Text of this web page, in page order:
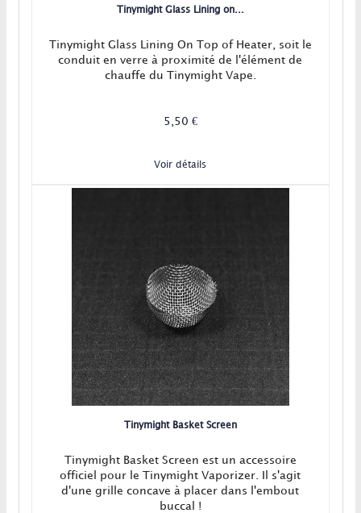
Tinymight Glass Lining on...
Tinymight Glass Lining On Top of Heater, soit le
conduit en verre à proximité de l'élément de
chauffe du Tinymight Vape.
5,50 €
Voir détails
Tinymight Basket Screen
Tinymight Basket Screen est un accessoire
officiel pour le Tinymight Vaporizer. Il s'agit
d'une grille concave à placer dans l'embout
buccal !